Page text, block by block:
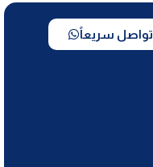
تواصل سريعاً